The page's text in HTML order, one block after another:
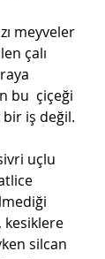
meyveler
çalı
bu  çiçeği
bir iş değil.
uçlu
silcan